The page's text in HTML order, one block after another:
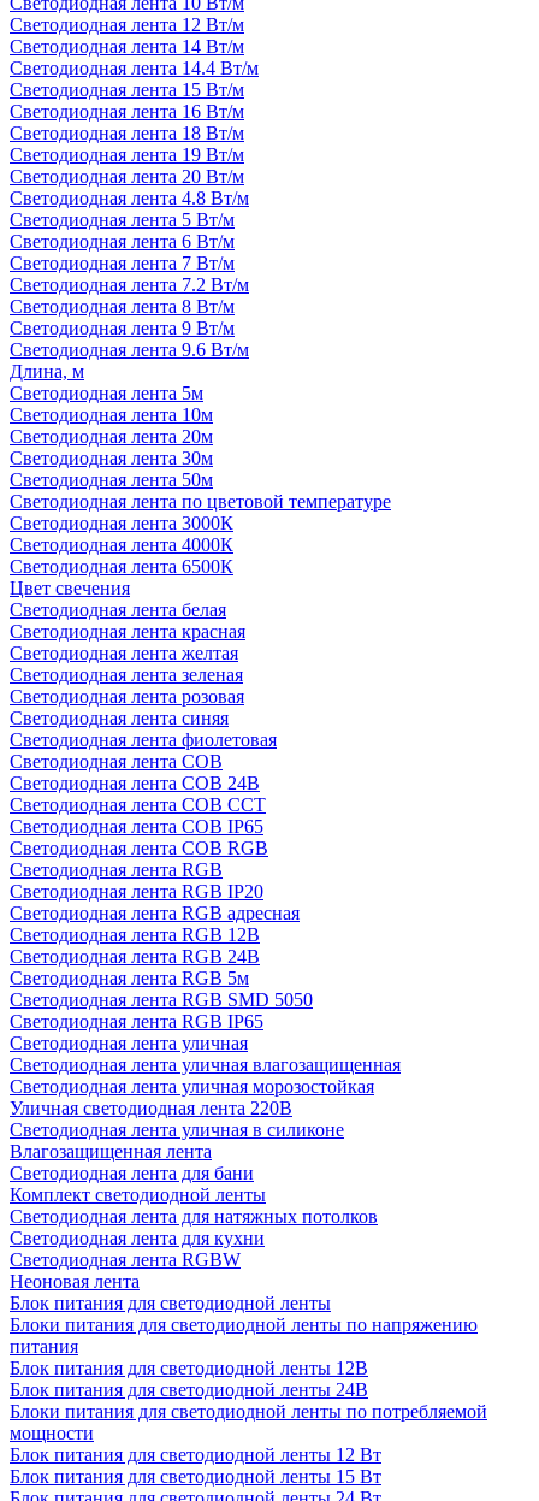
Светодиодная лента 12 Вт/м
Светодиодная лента 14 Вт/м
Светодиодная лента 14.4 Вт/м
Светодиодная лента 15 Вт/м
Светодиодная лента 16 Вт/м
Светодиодная лента 18 Вт/м
Светодиодная лента 19 Вт/м
Светодиодная лента 20 Вт/м
Светодиодная лента 4.8 Вт/м
Светодиодная лента 5 Вт/м
Светодиодная лента 6 Вт/м
Светодиодная лента 7 Вт/м
Светодиодная лента 7.2 Вт/м
Светодиодная лента 8 Вт/м
Светодиодная лента 9 Вт/м
Светодиодная лента 9.6 Вт/м
Длина, м
Светодиодная лента 5м
Светодиодная лента 10м
Светодиодная лента 20м
Светодиодная лента 30м
Светодиодная лента 50м
Светодиодная лента по цветовой температуре
Светодиодная лента 3000К
Светодиодная лента 4000К
Светодиодная лента 6500К
Цвет свечения
Светодиодная лента белая
Светодиодная лента красная
Светодиодная лента желтая
Светодиодная лента зеленая
Светодиодная лента розовая
Светодиодная лента синяя
Светодиодная лента фиолетовая
Светодиодная лента COB
Светодиодная лента COB 24В
Светодиодная лента COB CCT
Светодиодная лента COB IP65
Светодиодная лента COB RGB
Светодиодная лента RGB
Светодиодная лента RGB IP20
Светодиодная лента RGB адресная
Светодиодная лента RGB 12В
Светодиодная лента RGB 24В
Светодиодная лента RGB 5м
Светодиодная лента RGB SMD 5050
Светодиодная лента RGB IP65
Светодиодная лента уличная
Светодиодная лента уличная влагозащищенная
Светодиодная лента уличная морозостойкая
Уличная светодиодная лента 220В
Светодиодная лента уличная в силиконе
Влагозащищенная лента
Светодиодная лента для бани
Комплект светодиодной ленты
Светодиодная лента для натяжных потолков
Светодиодная лента для кухни
Светодиодная лента RGBW
Неоновая лента
Блок питания для светодиодной ленты
Блоки питания для светодиодной ленты по напряжению
питания
Блок питания для светодиодной ленты 12В
Блок питания для светодиодной ленты 24В
Блоки питания для светодиодной ленты по потребляемой
мощности
Блок питания для светодиодной ленты 12 Вт
Блок питания для светодиодной ленты 15 Вт